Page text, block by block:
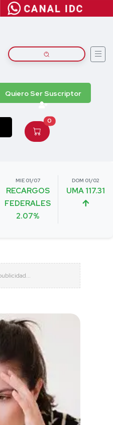
Quiero Ser Suscriptor
0
MIE 01/07
RECARGOS
FEDERALES
2.07%
DOM 01/02
UMA 117.31